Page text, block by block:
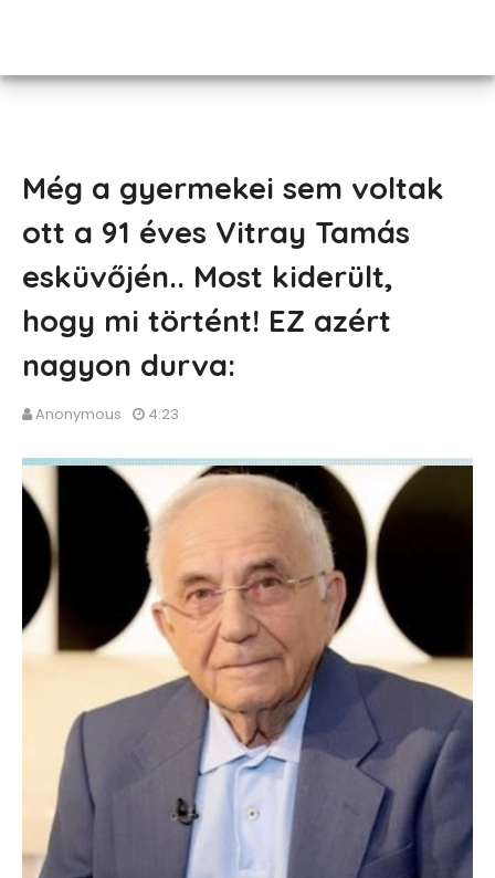
Még a gyermekei sem voltak
ott a 91 éves Vitray Tamás
esküvőjén.. Most kiderült,
hogy mi történt! EZ azért
nagyon durva:
Anonymous 4:23